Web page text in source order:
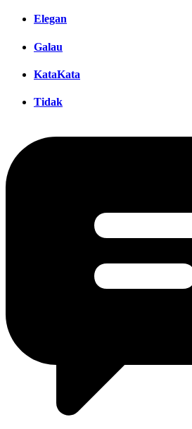
Elegan
Galau
KataKata
Tidak